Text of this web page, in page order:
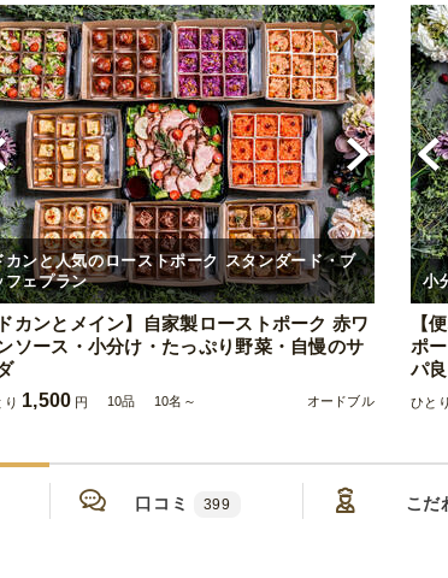
カンと人気のローストポーク スタンダード・ブ
フェプラン
ドカンとメイン】自家製ローストポーク 赤ワ
ソース・小分け・たっぷり野菜・自慢のサ
り 1,500 円 10品 10名～ オードブル
小
【
ポ
パ
ひとり
口コミ 399 こだ